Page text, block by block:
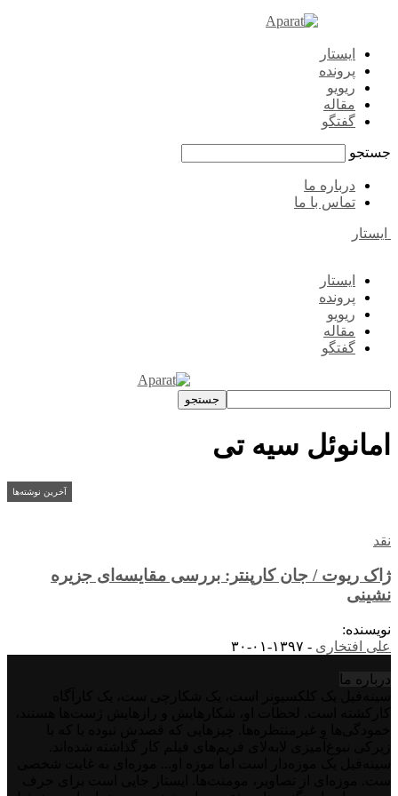
ایستار
پرونده
ریویو
مقاله
گفتگو
جستجو
درباره ما
تماس با ما
ایستار
ایستار
پرونده
ریویو
مقاله
گفتگو
امانوئل سیه تی
آخرین نوشته‌ها
نقد
ژاک ریوت / جان کارپنتر: بررسی مقایسه‌ای جزیره
نشینی
نویسنده:
علی افتخاری - ۱۳۹۷-۰۱-۳۰
درباره‌ ما